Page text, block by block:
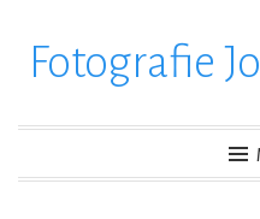
verderFotografie